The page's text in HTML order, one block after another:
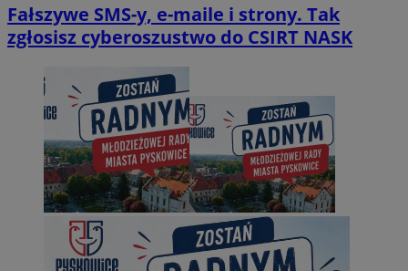
Fałszywe SMS-y, e-maile i strony. Tak
zgłosisz cyberoszustwo do CSIRT NASK